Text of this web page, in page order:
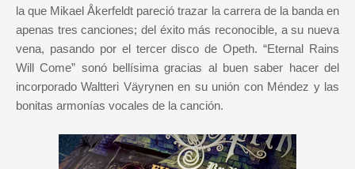
la que Mikael Åkerfeldt pareció trazar la carrera de la banda en
apenas tres canciones; del éxito más reconocible, a su nueva
vena, pasando por el tercer disco de Opeth. “Eternal Rains
Will Come” sonó bellísima gracias al buen saber hacer del
incorporado Waltteri Väyrynen en su unión con Méndez y las
bonitas armonías vocales de la canción.